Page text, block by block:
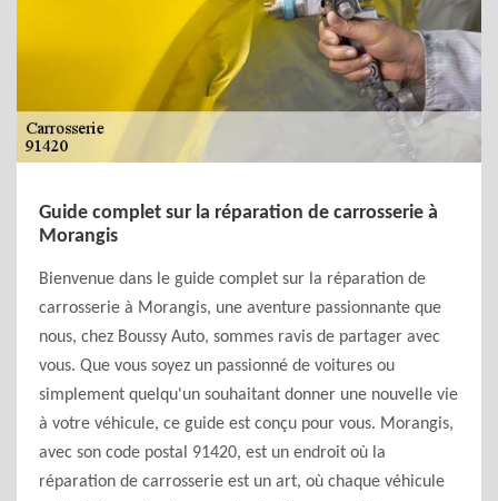
Guide complet sur la réparation de carrosserie à
Morangis
Bienvenue dans le guide complet sur la réparation de
carrosserie à Morangis, une aventure passionnante que
nous, chez Boussy Auto, sommes ravis de partager avec
vous. Que vous soyez un passionné de voitures ou
simplement quelqu'un souhaitant donner une nouvelle vie
à votre véhicule, ce guide est conçu pour vous. Morangis,
avec son code postal 91420, est un endroit où la
réparation de carrosserie est un art, où chaque véhicule